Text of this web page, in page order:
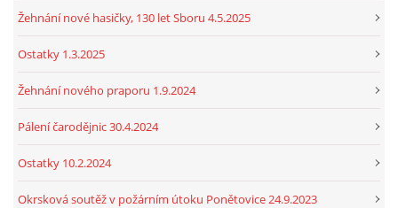
Žehnání nové hasičky, 130 let Sboru 4.5.2025
Ostatky 1.3.2025
Žehnání nového praporu 1.9.2024
Pálení čarodějnic 30.4.2024
Ostatky 10.2.2024
Okrsková soutěž v požárním útoku Ponětovice 24.9.2023